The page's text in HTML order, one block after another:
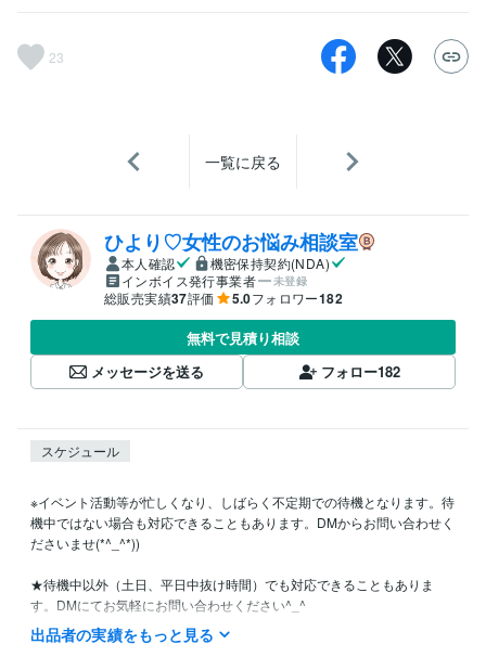
23
一覧に戻る
ひより♡女性のお悩み相談室
本人確認
機密保持契約(NDA)
インボイス発行事業者
未登録
総販売実績37評価 5.0フォロワー182
無料で見積り相談
メッセージを送る
フォロー182
スケジュール
※イベント活動等が忙しくなり、しばらく不定期での待機となります。待
機中ではない場合も対応できることもあります。DMからお問い合わせく
ださいませ(*^_^*))
★待機中以外（土日、平日中抜け時間）でも対応できることもありま
す。DMにてお気軽にお問い合わせください^_^
＜お客様へ＞
出品者の実績をもっと見る